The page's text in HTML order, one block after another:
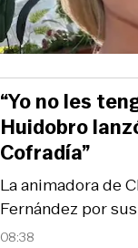
08:38
La animadora de
Fernández por
“Yo no les
Huidobro
Cofradía”